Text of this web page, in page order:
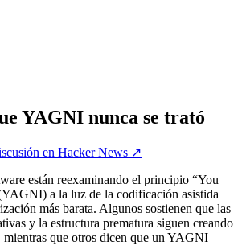
YAGNI nunca se trató
en Hacker News ↗
están reexaminando el principio “You
a la luz de la codificación asistida
más barata. Algunos sostienen que las
y la estructura prematura siguen creando
mientras que otros dicen que un YAGNI